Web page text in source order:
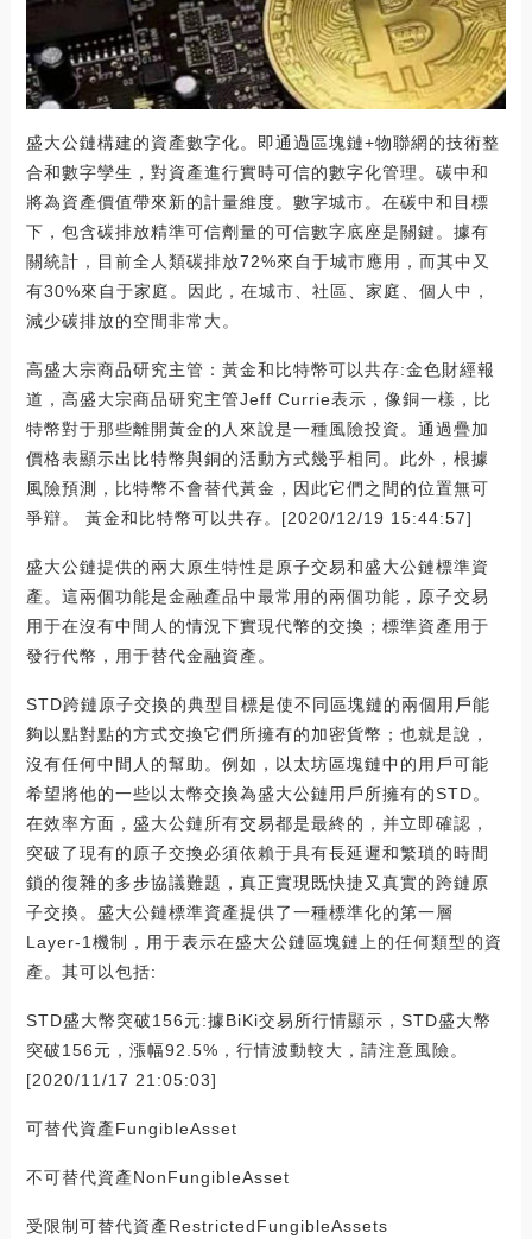
盛大公鏈構建的資產數字化。即通過區塊鏈+物聯網的技術整
合和數字孿生，對資產進行實時可信的數字化管理。碳中和
將為資產價值帶來新的計量維度。數字城市。在碳中和目標
下，包含碳排放精準可信劑量的可信數字底座是關鍵。據有
關統計，目前全人類碳排放72%來自于城市應用，而其中又
有30%來自于家庭。因此，在城市、社區、家庭、個人中，
減少碳排放的空間非常大。
高盛大宗商品研究主管：黃金和比特幣可以共存:金色財經報
道，高盛大宗商品研究主管Jeff Currie表示，像銅一樣，比
特幣對于那些離開黃金的人來說是一種風險投資。通過疊加
價格表顯示出比特幣與銅的活動方式幾乎相同。此外，根據
風險預測，比特幣不會替代黃金，因此它們之間的位置無可
爭辯。 黃金和比特幣可以共存。[2020/12/19 15:44:57]
盛大公鏈提供的兩大原生特性是原子交易和盛大公鏈標準資
產。這兩個功能是金融產品中最常用的兩個功能，原子交易
用于在沒有中間人的情況下實現代幣的交換；標準資產用于
發行代幣，用于替代金融資產。
STD跨鏈原子交換的典型目標是使不同區塊鏈的兩個用戶能
夠以點對點的方式交換它們所擁有的加密貨幣；也就是說，
沒有任何中間人的幫助。例如，以太坊區塊鏈中的用戶可能
希望將他的一些以太幣交換為盛大公鏈用戶所擁有的STD。
在效率方面，盛大公鏈所有交易都是最終的，并立即確認，
突破了現有的原子交換必須依賴于具有長延遲和繁瑣的時間
鎖的復雜的多步協議難題，真正實現既快捷又真實的跨鏈原
子交換。盛大公鏈標準資產提供了一種標準化的第一層
Layer-1機制，用于表示在盛大公鏈區塊鏈上的任何類型的資
產。其可以包括:
STD盛大幣突破156元:據BiKi交易所行情顯示，STD盛大幣
突破156元，漲幅92.5%，行情波動較大，請注意風險。
[2020/11/17 21:05:03]
可替代資產FungibleAsset
不可替代資產NonFungibleAsset
受限制可替代資產RestrictedFungibleAssets